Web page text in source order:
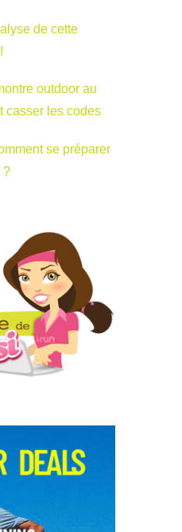
de cette
outdoor au
casser les codes
se préparer
?